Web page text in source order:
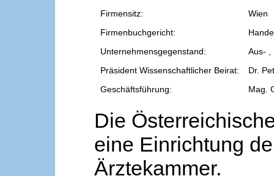
Firmensitz:
Wien
Firmenbuchgericht:
Unternehmensgegenstand:
Aus- ,
Präsident Wissenschaftlicher Beirat:
Dr.
Geschäftsführung:
Mag.
Die
eine Einrichtung
Ärztekammer.